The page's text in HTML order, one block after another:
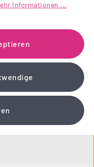
Sie jetzt unseren
Informationen ...